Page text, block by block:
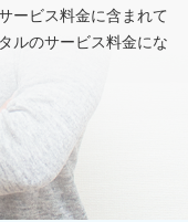
ービス料金に含まれて
ルのサービス料金にな